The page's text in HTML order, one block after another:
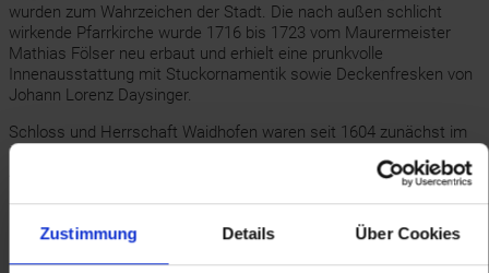
Zustimmung Details Über Cookies
wurden zum Wahrzeichen der Stadt. Die nach außen schlicht
wirkende Pfarrkirche wurde 1716 bis 1723 vom Maurermeister
Mathias Fölser neu erbaut und erhielt eine prunkvolle
Innenausstattung mit Stuckornamentik sowie Deckenfresken von
Johann Lorenz Daysinger.
Schloss und Herrschaft Waidhofen waren seit 1604 zunächst im
Besitz der Freiherren von Mollart und gelangten dann an die
Sprinzenstein (1621), die Grafen Lamberg (1679) und schließlich
1737 an die Freiherren von Gudenus. Das Schloss erhielt seine
noch heute im Besitz der Familie Gudenus.